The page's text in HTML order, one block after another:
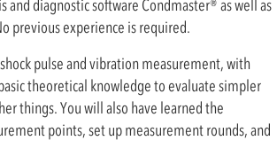
diagnostic software Condmaster® as well as
previous experience is required.
pulse and vibration measurement, with
theoretical knowledge to evaluate simpler
things. You will also have learned the
points, set up measurement rounds, and